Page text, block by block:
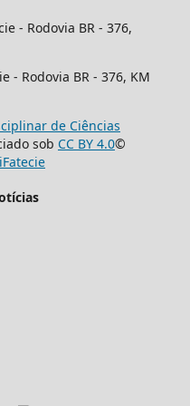
- Rodovia BR - 376,
- Rodovia BR - 376, KM
de Ciências
sob CC BY 4.0©